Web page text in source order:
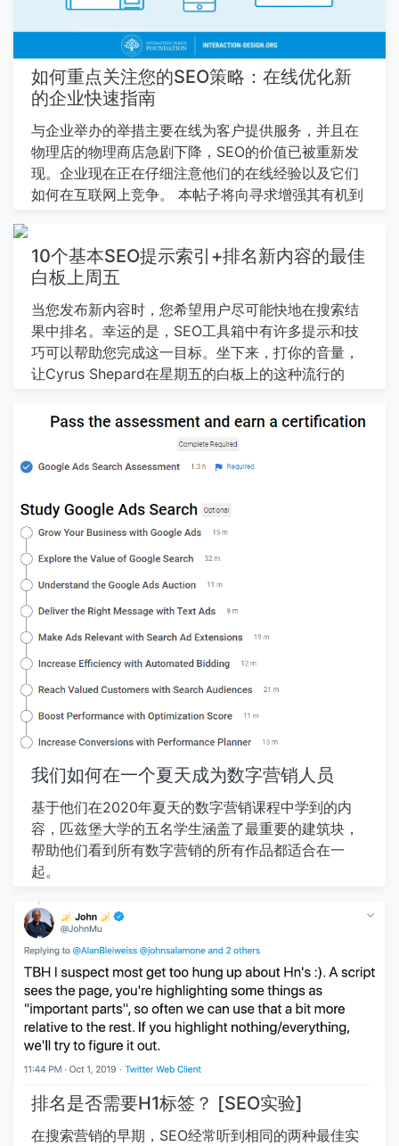
并从一开始就看到了谷歌的增长，我觉得可能是我第
二代，也许我有一些有趣的故事与那些更新游戏的人
分享。 我已经抓住了我的大脑来试图记住当时的意
义，并且还通过行业的时间来看待大趋势，把我认为
是一个有趣的阅读清单，即今天在网络上工作的人们
了，搜索从搜索引擎和搜索e之间的搜索振荡的大的态
度当他们看到的网站管理员实际确实如此迅速支持这
些指令的Ngines关于时代： 构建网站：您有网站吗？
你想要一个网站吗？现在很难相信，但 在网络的早
如何重点关注您的SEO策略：在线优化新
的企业快速指南
与企业举办的举措主要在线为客户提供服务，并且在
物理店的物理商店急剧下降，SEO的价值已被重新发
现。企业现在正在仔细注意他们的在线经验以及它们
如何在互联网上竞争。 本帖子将向寻求增强其有机到
SEO作为渠道一起参与的业务的信息，以及那些拥有
更多经验的人。目标是获得更多的流量和增加转换。
情景1：您不知道您应该排序的关键字是什么 瞄准右
侧关键字是从SEO返回的核心。针对您的产品/服务最
有价值和最相关的关键字是至关重要的。 如何知道目
标的关键字是什么意思： 他们应该与您的产品/服务
提供相关，应该有一个足够大的搜索量来定位值得的
所不同。使用您的判断在这里至关重要;您对您的特定
行业和市场的知识将帮助您使用与您的业务相关的搜
索需求来定位合适的关键字。 用于进行关键字研究的
具，可以访问可以帮助形成列表的数百万关键字。您
可以请参阅关键字本身上的关键字建议，当前排名网
站和所有指标.Cost：创建一个免费帐户以获得
Angent.ahrefs ”关键字资源管理器’或‘关键字生成器’
们的搜索卷，生成关键字想法以及更多。成本：他们
提供7天的审判7美元。谷歌趋势→是一个平台，可让
您查看选择一组关键字的搜索趋势。您可以将关键字
互相进行比较，并查看主题周围的每月搜索趋势。看
着这些趋势也可以帮助您避免针对错误的关键字。有
索量更高由于新兴趋势，可能会突然获得高的搜索兴
趣。成本：免费！回答公众→将让您查看常见关键字
在寻找重要关键字的人们提供深入了解。成本：它是
免费的！ 谷歌搜索控制台→此工具可帮助您在有机搜
索结果中跟踪网站的性能，并且在SEO方面是一个很
好的资源。它可用于发现您的网站目前排名的关键
字，以及在一段时间内更好地执行/更差的关键字。
（如果您尚未为您的网站设置这件事，请立即这样
做！）费用：免费！ 毕竟这是OU将关键词，DE-
DUPE合并，并相应地过滤，以保持要在列表中定位
的相关关键字。 一旦我有我的关键字列表，我该怎么
办？ 优化您的网站以包括它们！这可以涉及： 1。更
新您的页面元数据。页面标题=应该是页面的唯一，
清除和相关，60个字符（所以它不会在搜索结果中被
切断）.meta描述=包括重要关键字，没有“关键字填
充”（当您将很多关键字在一起时，它在一起时，它不
会读得很好）。这应该高达150-160个字符来避免切
断.h1s =这些是网页标题，通常在页面顶部显示，这
10个基本SEO提示索引+排名新内容的最佳
白板上周五
当您发布新内容时，您希望用户尽可能快地在搜索结
果中排名。幸运的是，SEO工具箱中有许多提示和技
巧可以帮助您完成这一目标。坐下来，打你的音量，
让Cyrus Shepard在星期五的白板上的这种流行的
频中涵盖，但我们已经包含在内帖子下面。享受！]
点击上面开一个高白板图像一个新标签中的分辨率版
本！ 视频转录 Howdy，Moz粉丝。欢迎来到周五另
前。今天很高兴能在这里。我们在谈论ten索引并排名
新内容的提示更快。 你在网站上发布了一些新的内
在谷歌的索引中。你等着它排名。这是一个令人沮丧
的过程，可能需要数周或几个月，以便看到这些排名
增加。有一些简单的事情，我们可以做些便于帮助轻
推谷歌，帮助他们索引它并更快地排名。一些非常基
1。 URL检测/获取和渲染 如此基本上，索引内容在
Google中并不困难。谷歌为我们提供了许多工具。最
简单和最快的可能是 URL检查工具 。它是在新的搜索
控制台中，以前取得了南方。就像这种拍摄一样，这
检测工具允许您提交URL并告诉Google爬网。当你这
样做时，他们将它放在优先级爬网队列中。只需简单
地意味着谷歌有一个要爬网的URL列表。它进入优先
权，它会更快地爬行并更快索引。 2。 SiteMaps！
另一种常用技术只是使用站点地图。如果您没有使用
法之一。当您在网站地图中有它们时，您希望让
Google知道他们实际上存在。有许多不同的技术可以
实际上可以优化这个过程一点。 第一和最基本的过程
身体谈话只是简单地把它放在你的robots.txt文件
中。在您的robots.txt中，您有一个指令列表，并且
在robots.txt的末尾，您只需说网站地图，您就告诉
谷歌即将到来。您可以为网站地图索引文件执行此操
作。您可以列出多个站点地图。它真的很容易。…
我们如何在一个夏天成为数字营销人员
基于他们在2020年夏天的数字营销课程中学到的内
容，匹兹堡大学的五名学生涵盖了最重要的建筑块，
帮助他们看到所有数字营销的所有作品都适合在一
起。
排名是否需要H1标签？ [SEO实验]
在搜索营销的早期，SEO经常听到相同的两种最佳实